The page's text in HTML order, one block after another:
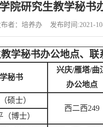
学院研究生教学秘
布者：培养办 发布时间:2021-
学秘书办公地点、联
秘书
兴庆/雁塔/曲
办公地点
硕士）
西二西249
博士）